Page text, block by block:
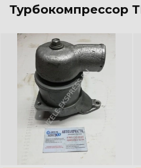
Турбокомпрессор